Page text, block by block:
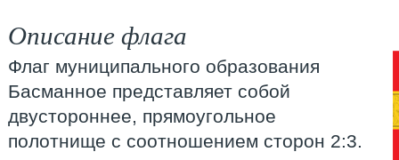
Описание флага
Флаг муниципального образования
Басманное представляет собой
двустороннее, прямоугольное
полотнище с соотношением сторон 2:3.